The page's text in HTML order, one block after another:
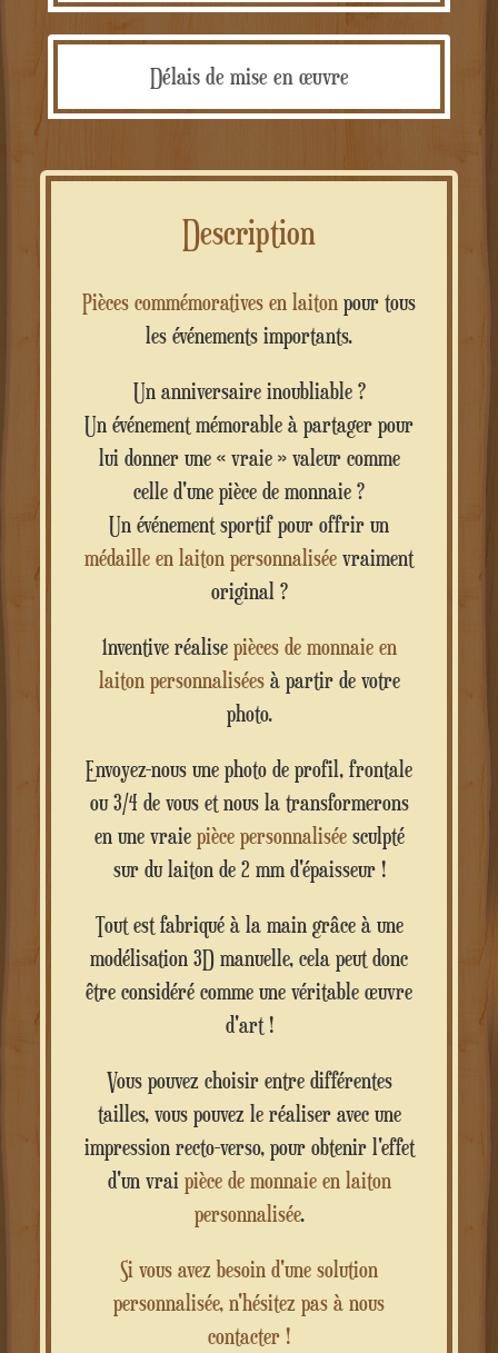
Délais de mise en œuvre
Description
Pièces commémoratives en laiton pour tous
les événements importants.
Un anniversaire inoubliable ?
Un événement mémorable à partager pour
lui donner une « vraie » valeur comme
celle d'une pièce de monnaie ?
Un événement sportif pour offrir un
médaille en laiton personnalisée vraiment
original ?
1nventive réalisepièces de monnaie en
laiton personnaliséesà partir de votre
photo.
Envoyez-nous une photo de profil, frontale
ou 3/4 de vous et nous la transformerons
en une vraie pièce personnaliséesculpté
sur du laiton de 2 mm d'épaisseur !
Tout est fabriqué à la main grâce à une
modélisation 3D manuelle, cela peut donc
être considéré comme une véritable œuvre
d'art !
Vous pouvez choisir entre différentes
tailles, vous pouvez le réaliser avec une
impression recto-verso, pour obtenir l'effet
d'un vraipièce de monnaie en laiton
personnalisée.
Si vous avez besoin d'une solution
personnalisée, n'hésitez pas à nous
contacter !